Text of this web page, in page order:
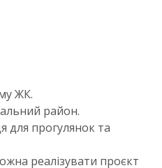
ЖК.
район.
для прогулянок та
реалізувати проєкт